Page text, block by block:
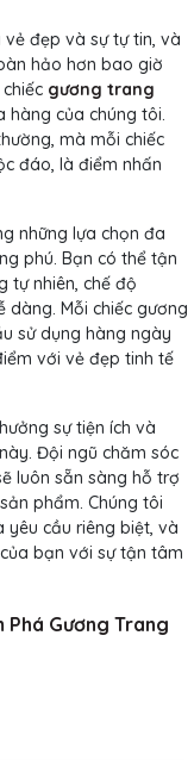
đẹp và sự tự tin, và
hảo hơn bao giờ
gương trang
của chúng tôi.
mà mỗi chiếc
đáo, là điểm nhấn
những lựa chọn đa
phú. Bạn có thể tận
tự nhiên, chế độ
Mỗi chiếc gương
sử dụng hàng ngày
với vẻ đẹp tinh tế
sự tiện ích và
Đội ngũ chăm sóc
luôn sẵn sàng hỗ trợ
phẩm. Chúng tôi
yêu cầu riêng biệt, và
bạn với sự tận tâm
Phá Gương Trang